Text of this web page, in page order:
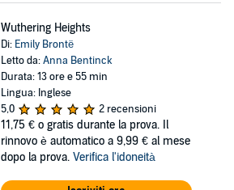
Wuthering Heights
Di: Emily Brontë
Letto da:Anna Bentinck
Durata: 13 ore e 55 min
Lingua: Inglese
5,0
2 recensioni
11,75 € o gratis durante la prova. Il
rinnovo è automatico a 9,99 € al mese
dopo la prova. Verifica l'idoneità